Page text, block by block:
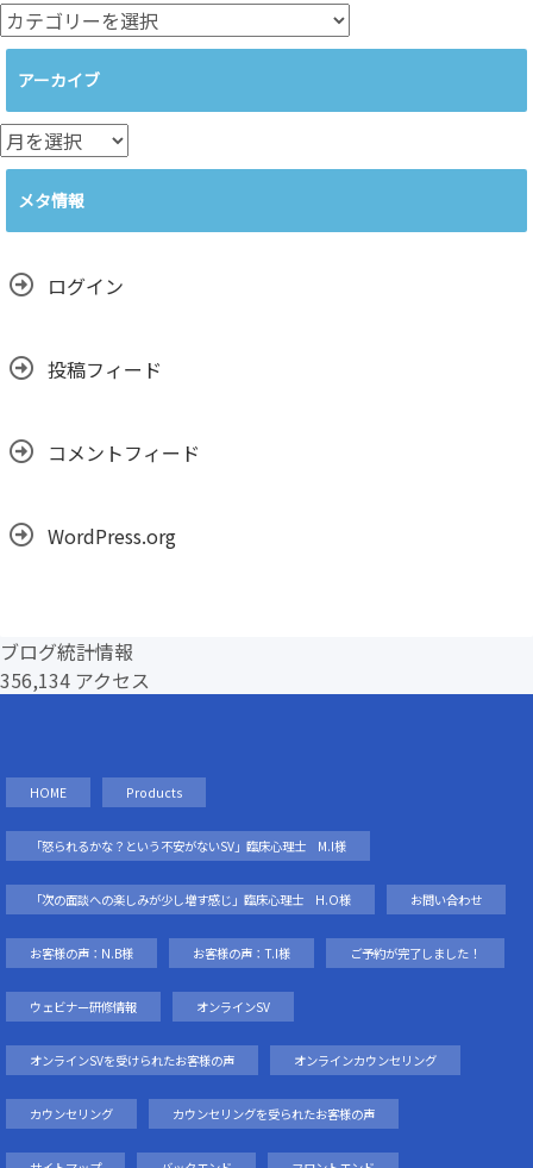
カ
テ
ー
アーカイブ
ア
ー
メタ情報
ログイン
投稿フィード
コメントフィード
WordPress.org
ブログ統計情報
356,134 アクセス
HOME Products
「怒られるかな？という不安がないSV」臨床心理士 M.I様
「次の面談への楽しみが少し増す感じ」臨床心理士 H.O様 お問い合わせ
お客様の声：N.B様 お客様の声：T.I様 ご予約が完了しました！
ウェビナー研修情報 オンラインSV
オンラインSVを受けられたお客様の声 オンラインカウンセリング
カウンセリング カウンセリングを受られたお客様の声